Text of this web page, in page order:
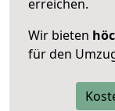
erreichen.
Wir bieten
für den